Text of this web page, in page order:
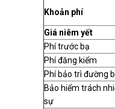
Khoản phí
Giá niêm yết
Phí trước bạ
Phí đăng kiểm
Phí bảo trì đường
Bảo hiểm trách
sự